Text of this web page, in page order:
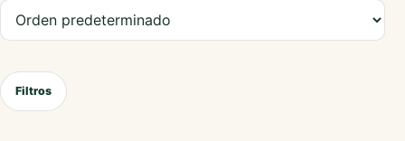
Ordenar productos
Filtros